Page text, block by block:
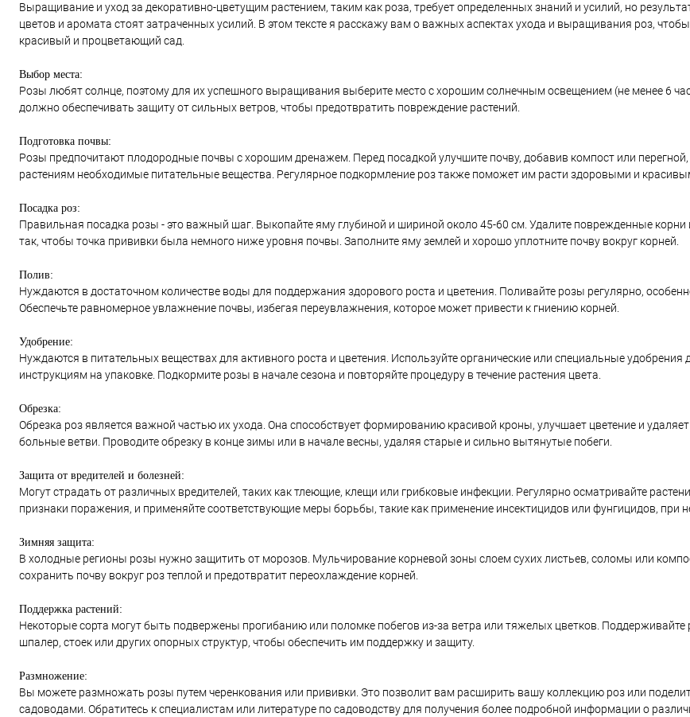
Выращивание и уход за декоративно-цветущим растением, таким как роза, требует определенных знаний и усилий, но
цветов и аромата стоят затраченных усилий. В этом тексте я расскажу вам о важных аспектах ухода и выращивания роз,
красивый и процветающий сад.
Выбор места:
Розы любят солнце, поэтому для их успешного выращивания выберите место с хорошим солнечным освещением (не менее 6
должно обеспечивать защиту от сильных ветров, чтобы предотвратить повреждение растений.
Подготовка почвы:
Розы предпочитают плодородные почвы с хорошим дренажем. Перед посадкой улучшите почву, добавив компост или перегной,
растениям необходимые питательные вещества. Регулярное подкормление роз также поможет им расти здоровыми и
Посадка роз:
Правильная посадка розы - это важный шаг. Выкопайте яму глубиной и шириной около 45-60 см. Удалите поврежденные корни
так, чтобы точка прививки была немного ниже уровня почвы. Заполните яму землей и хорошо уплотните почву вокруг корней.
Полив:
Нуждаются в достаточном количестве воды для поддержания здорового роста и цветения. Поливайте розы регулярно,
Обеспечьте равномерное увлажнение почвы, избегая переувлажнения, которое может привести к гниению корней.
Удобрение:
Нуждаются в питательных веществах для активного роста и цветения. Используйте органические или специальные удобрения
инструкциям на упаковке. Подкормите розы в начале сезона и повторяйте процедуру в течение растения цвета.
Обрезка:
Обрезка роз является важной частью их ухода. Она способствует формированию красивой кроны, улучшает цветение и
больные ветви. Проводите обрезку в конце зимы или в начале весны, удаляя старые и сильно вытянутые побеги.
Защита от вредителей и болезней:
Могут страдать от различных вредителей, таких как тлеющие, клещи или грибковые инфекции. Регулярно осматривайте
признаки поражения, и применяйте соответствующие меры борьбы, такие как применение инсектицидов или фунгицидов, при
Зимняя защита:
В холодные регионы розы нужно защитить от морозов. Мульчирование корневой зоны слоем сухих листьев, соломы или
сохранить почву вокруг роз теплой и предотвратит переохлаждение корней.
Поддержка растений:
Некоторые сорта могут быть подвержены прогибанию или поломке побегов из-за ветра или тяжелых цветков.
шпалер, стоек или других опорных структур, чтобы обеспечить им поддержку и защиту.
Размножение:
Вы можете размножать розы путем черенкования или прививки. Это позволит вам расширить вашу коллекцию роз или
садоводами. Обратитесь к специалистам или литературе по садоводству для получения более подробной информации о